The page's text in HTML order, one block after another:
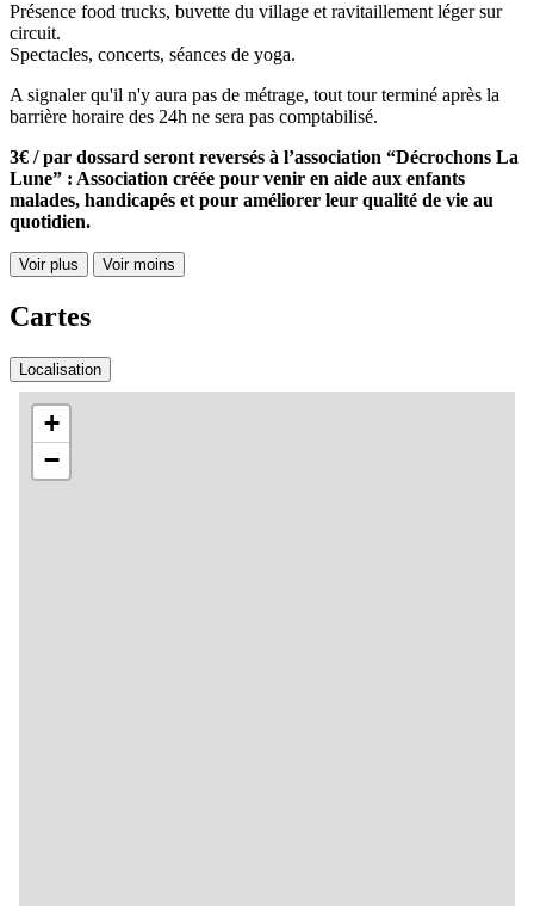
Présence food trucks, buvette du village et ravitaillement léger sur
circuit.
Spectacles, concerts, séances de yoga.
A signaler qu'il n'y aura pas de métrage, tout tour terminé après la
barrière horaire des 24h ne sera pas comptabilisé.
3€ / par dossard seront reversés à l’association “Décrochons La
Lune” : Association créée pour venir en aide aux enfants
malades, handicapés et pour améliorer leur qualité de vie au
quotidien.
Voir plus Voir moins
Cartes
Localisation